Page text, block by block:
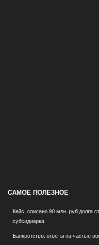
САМОЕ ПОЛЕЗНОЕ
Кейс: списано 90 млн. руб долга
субсидиарка.
Банкротство: ответы на частые